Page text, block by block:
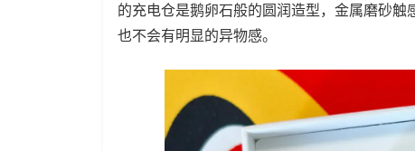
的充电仓是鹅卵石般的圆润造型，金属磨砂
也不会有明显的异物感。